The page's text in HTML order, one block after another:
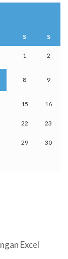
S S
1 2
8 9
15 16
22 23
29 30
Excel